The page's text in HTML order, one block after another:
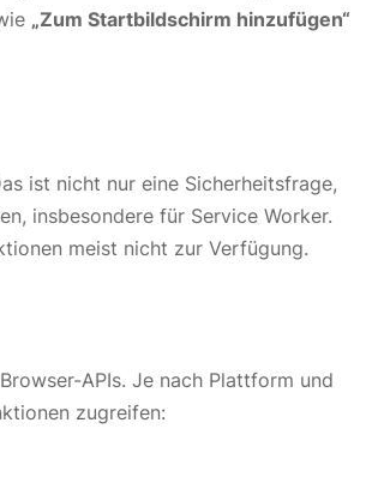
„Zum Startbildschirm hinzufügen“
ist nicht nur eine Sicherheitsfrage,
insbesondere für Service Worker.
meist nicht zur Verfügung.
APIs. Je nach Plattform und
zugreifen: